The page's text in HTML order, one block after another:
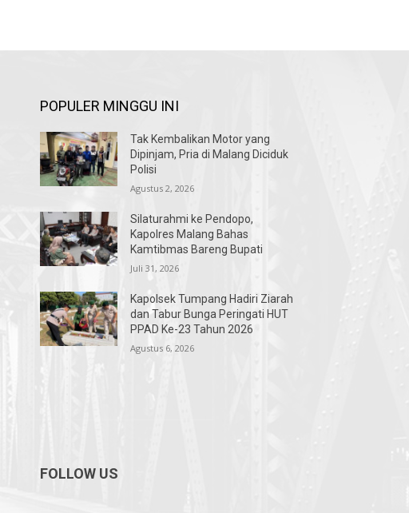
POPULER MINGGU INI
Tak Kembalikan Motor yang
Dipinjam, Pria di Malang Diciduk
Polisi
Agustus 2, 2026
Silaturahmi ke Pendopo,
Kapolres Malang Bahas
Kamtibmas Bareng Bupati
Juli 31, 2026
Kapolsek Tumpang Hadiri Ziarah
dan Tabur Bunga Peringati HUT
PPAD Ke-23 Tahun 2026
Agustus 6, 2026
FOLLOW US